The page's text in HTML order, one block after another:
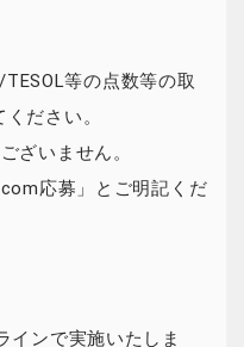
等の点数等の取
ださい。
ざいません。
応募」とご明記くだ
インで実施いたしま